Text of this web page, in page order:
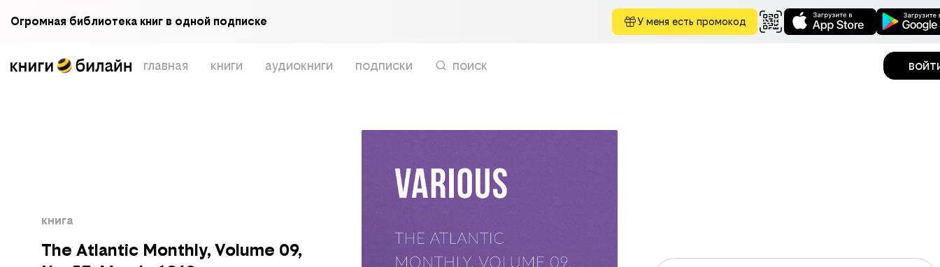
Огромная библиотека книг в одной подписке У меня есть промокод
главная книги аудиокниги подписки поиск
книга
The Atlantic Monthly, Volume 09,